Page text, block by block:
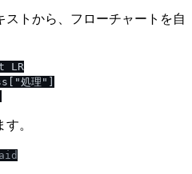
トから、フローチャートを自
LR
処理"]
。